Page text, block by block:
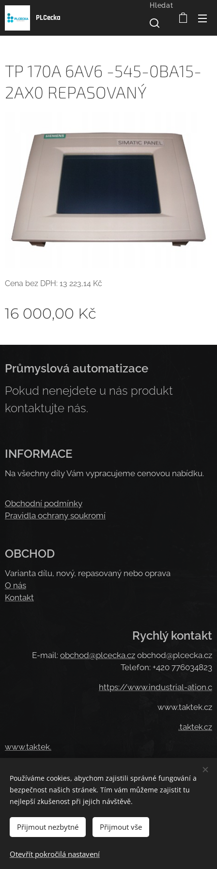
PLCecka
Hledat
TP 170A 6AV6 -545-0BA15-
2AX0 REPASOVANÝ
Cena bez DPH: 13 223,14 Kč
16 000,00 Kč
Do košíku
Průmyslová automatizace
Pokud nenejdete u nás produkt
kontaktujte nás.
INFORMACE
Na všechny díly Vám vypracujeme cenovou nabídku.
Obchodní podmínky
Pravidla ochrany soukromí
OBCHOD
Varianta dílu, nový, repasovaný nebo oprava
O nás
Kontakt
Rychlý kontakt
E-mail: obchod@plcecka.cz obchod@plcecka.cz
Telefon: +420 776034823
https://www.industrial-ation.c
www.taktek.cz
.taktek.cz
www.taktek.
Cookies
Jazyky
Čeština
American English Deutsch
Používáme cookies, abychom zajistili správné fungování a
bezpečnost našich stránek. Tím vám můžeme zajistit tu
nejlepší zkušenost při jejich návštěvě.
Přijmout nezbytné Přijmout vše
Otevřít pokročilá nastavení